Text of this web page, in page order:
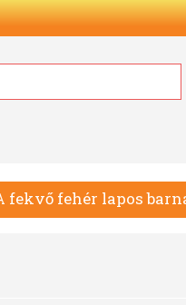
fekvő fehér lapos